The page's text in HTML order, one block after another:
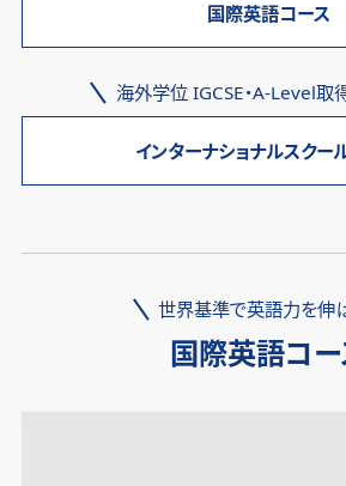
国際英語コース
海外学位 IGCSE・A-Level取
インターナショナルスクー
世界基準で英語力を伸
国際英語コー